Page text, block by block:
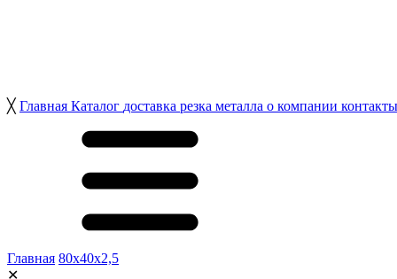
╳ Главная Каталог доставка резка металла о компании контакты
Главная 80х40х2,5
✕